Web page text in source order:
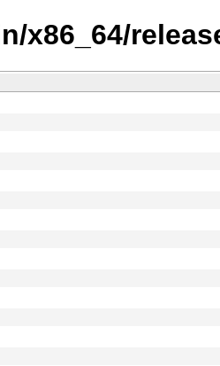
x86_64/